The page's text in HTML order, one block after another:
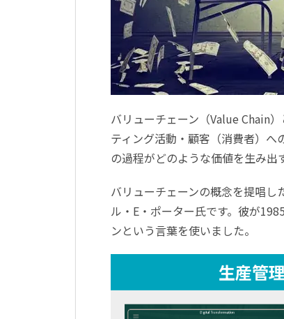
バリューチェーン（Value Chain
ティング活動・顧客（消費者）
の過程がどのような価値を生み出
バリューチェーンの概念を提唱
ル・E・ポーター氏です。彼が
ンという言葉を使いました。